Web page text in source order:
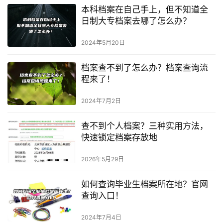
本科档案在自己手上，但不知道全
日制大专档案去哪了怎么办？
2024年5月20日
档案查不到了怎么办？档案查询流
程来了！
2024年7月2日
查不到个人档案？三种实用方法，
快速锁定档案存放地
2026年5月29日
如何查询毕业生档案所在地？官网
查询入口！
2024年7月4日